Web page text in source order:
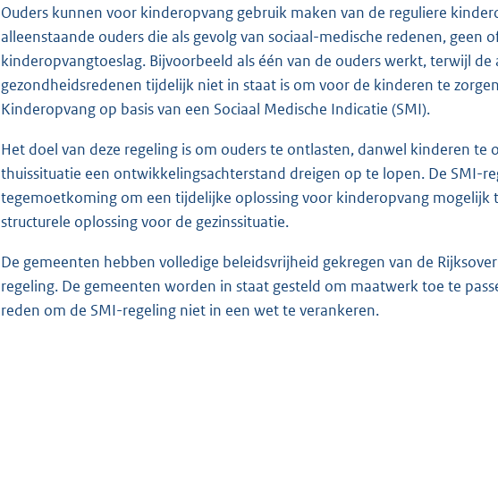
o
t
t
e
:
3
K
Ouders kunnen voor kinderopvang gebruik maken van de reguliere
alleenstaande ouders die als gevolg van sociaal-medische redenen, geen
kinderopvangtoeslag. Bijvoorbeeld als één van de ouders werkt, terwijl
gezondheidsredenen tijdelijk niet in staat is om voor de kinderen te
Kinderopvang op basis van een Sociaal Medische Indicatie (SMI).
Het doel van deze regeling is om ouders te ontlasten, danwel kinderen te
thuissituatie een ontwikkelingsachterstand dreigen op te lopen. De SMI-
tegemoetkoming om een tijdelijke oplossing voor kinderopvang mogelijk
structurele oplossing voor de gezinssituatie.
De gemeenten hebben volledige beleidsvrijheid gekregen van de
regeling. De gemeenten worden in staat gesteld om maatwerk toe te
reden om de SMI-regeling niet in een wet te verankeren.